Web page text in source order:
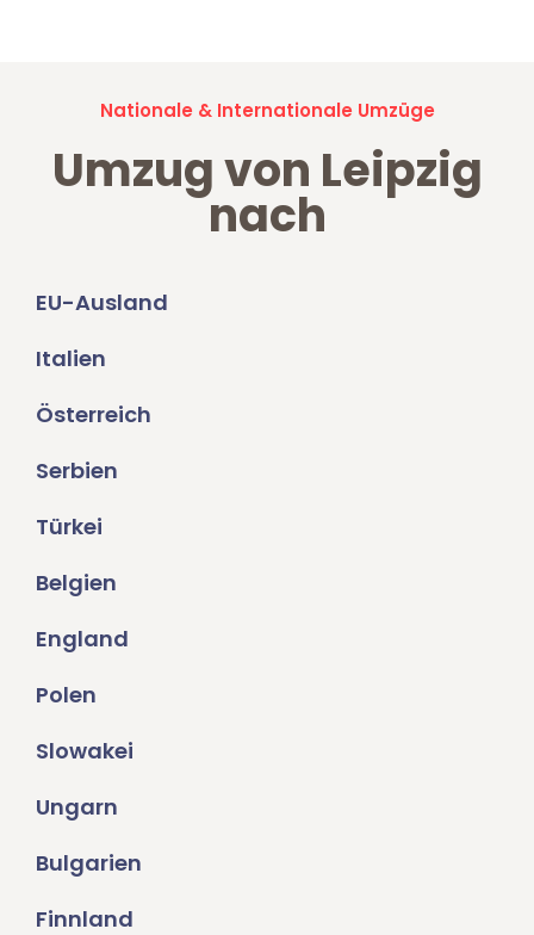
Nationale & Internationale Umzüge
Umzug von Leipzig
nach
EU-Ausland
Italien
Österreich
Serbien
Türkei
Belgien
England
Polen
Slowakei
Ungarn
Bulgarien
Finnland